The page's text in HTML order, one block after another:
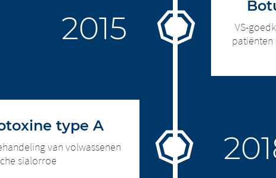
VS-
type A
van volwassenen
sialorroe
webpagina te verlaten. Merz Therapeutics GmbH heeft
inhoud op de gekoppelde websites te melden.
die worden onderhouden door het moederbedrijf of
of links naar andere websites op deze
aan de wettelijke vereisten van het land waar de
Merz Therapeutics GmbH is op generlei wijze
u echter om ons onmiddellijk elke illegale inhoud op de